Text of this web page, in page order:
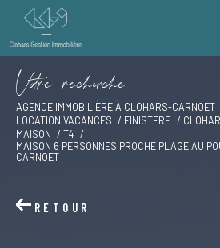
Vore recece
AGENCE IMMOBILIÈRE À CLOHARS-CARNOET
LOCATION VACANCES
FINISTERE
MAISON
T4
MAISON 6 PERSONNES PROCHE PLAGE AU
CARNOET
RETOUR
Effectuer une
et trouver le bien qui
Type
d'offre
Offres locations vacances